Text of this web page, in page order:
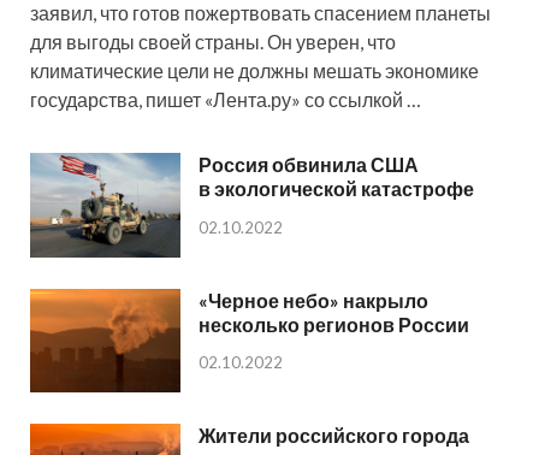
заявил, что готов пожертвовать спасением планеты
для выгоды своей страны. Он уверен, что
климатические цели не должны мешать экономике
государства, пишет «Лента.ру» со ссылкой …
Россия обвинила США
в экологической катастрофе
02.10.2022
«Черное небо» накрыло
несколько регионов России
02.10.2022
Жители российского города